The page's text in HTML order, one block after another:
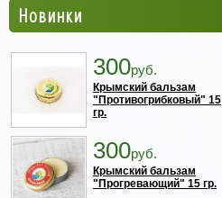
Новинки
300руб.
Крымский бальзам
"Противогрибковый" 15
гр.
300руб.
Крымский бальзам
"Прогревающий" 15 гр.